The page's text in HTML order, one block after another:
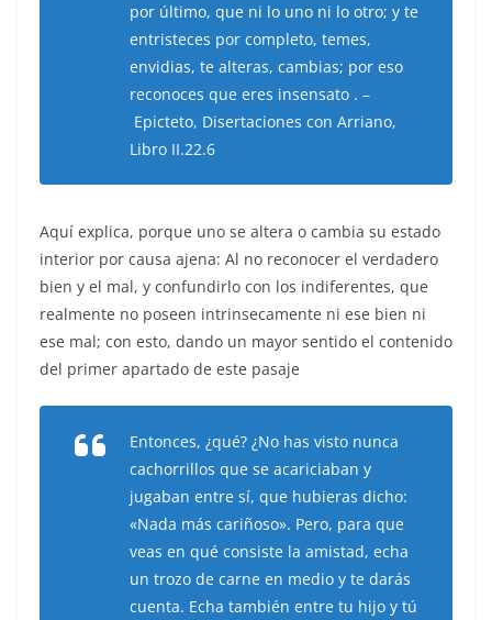
por último, que ni lo uno ni lo otro; y te
entristeces por completo, temes,
envidias, te alteras, cambias; por eso
reconoces que eres insensato . –
Epicteto, Disertaciones con Arriano,
Libro II.22.6
Aquí explica, porque uno se altera o cambia su estado
interior por causa ajena: Al no reconocer el verdadero
bien y el mal, y confundirlo con los indiferentes, que
realmente no poseen intrinsecamente ni ese bien ni
ese mal; con esto, dando un mayor sentido el contenido
del primer apartado de este pasaje
Entonces, ¿qué? ¿No has visto nunca
cachorrillos que se acariciaban y
jugaban entre sí, que hubieras dicho:
«Nada más cariñoso». Pero, para que
veas en qué consiste la amistad, echa
un trozo de carne en medio y te darás
cuenta. Echa también entre tu hijo y tú